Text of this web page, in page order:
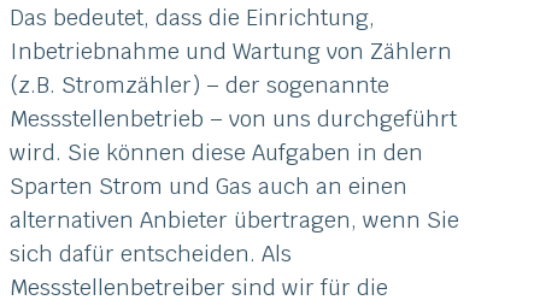
Das bedeutet, dass die Einrichtung,
Inbetriebnahme und Wartung von Zählern
(z.B. Stromzähler) – der sogenannte
Messstellenbetrieb – von uns durchgeführt
wird. Sie können diese Aufgaben in den
Sparten Strom und Gas auch an einen
alternativen Anbieter übertragen, wenn Sie
sich dafür entscheiden. Als
Messstellenbetreiber sind wir für die